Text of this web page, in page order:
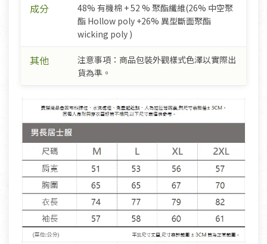
成分
48% 有機棉 + 52 % 聚酯纖維(26% 中空聚
酯 Hollow poly +26% 異型斷面聚酯
wicking poly )
其他
注意事項：商品包裝外觀樣式色澤以實際出
貨為準。